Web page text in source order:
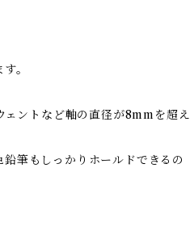
。
ントなど軸の直径が8mmを超え
筆もしっかりホールドできるの